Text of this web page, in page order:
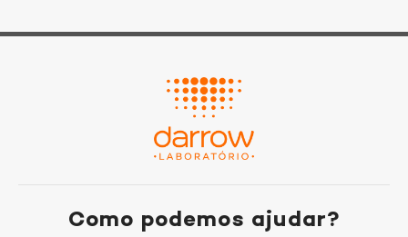
Como podemos ajudar?